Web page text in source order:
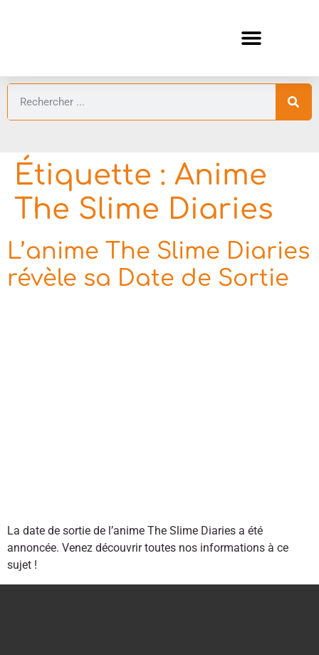
Étiquette : Anime
The Slime Diaries
L’anime The Slime Diaries
révèle sa Date de Sortie
La date de sortie de l’anime The Slime Diaries a été
annoncée. Venez découvrir toutes nos informations à ce
sujet !